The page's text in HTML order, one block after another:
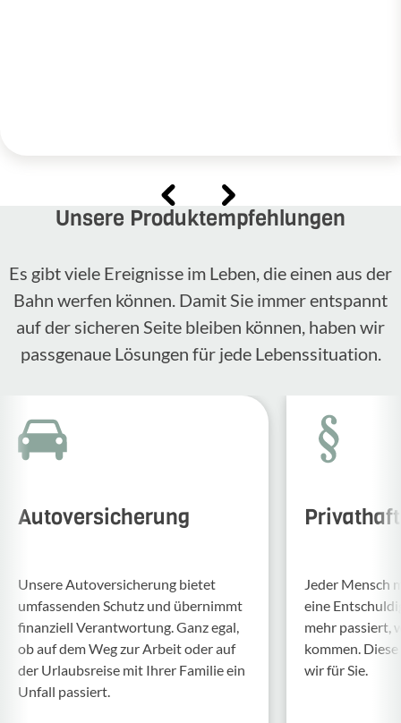
Unsere Produktempfehlungen
Es gibt viele Ereignisse im Leben, die einen aus der
Bahn werfen können. Damit Sie immer entspannt
auf der sicheren Seite bleiben können, haben wir
passgenaue Lösungen für jede Lebenssituation.
Autoversicherung
Unsere Auto­ver­si­che­rung bietet
umfas­senden Schutz und über­nimmt
finan­ziell Verant­wor­tung. Ganz egal,
ob auf dem Weg zur Arbeit oder auf
der Urlaubs­reise mit Ihrer Familie ein
Unfall passiert.
Jeder Mensch
eine
mehr passiert,
kommen.
wir für Sie.